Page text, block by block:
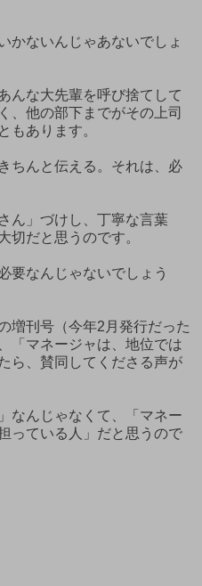
かないんじゃあないでしょ
んな大先輩を呼び捨てして
、他の部下までがその上司
もあります。
ちんと伝える。それは、必
ん」づけし、丁寧な言葉
切だと思うのです。
要なんじゃないでしょう
増刊号（今年2月発行だった
「マネージャは、地位では
ら、賛同してくださる声が
なんじゃなくて、「マネー
っている人」だと思うので